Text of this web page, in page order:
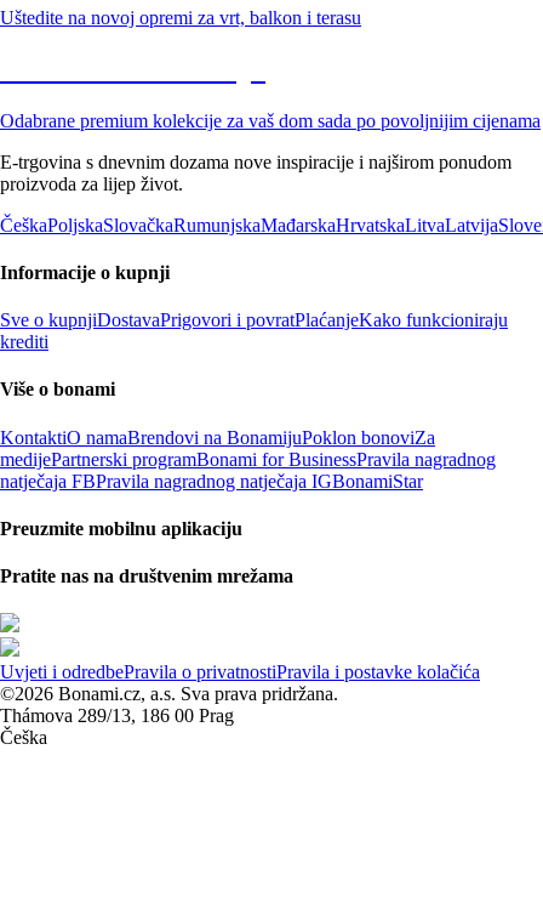
Uštedite na novoj opremi za vrt, balkon i terasu
Odabrane premium kolekcije za vaš dom sada po povoljnijim cijenama
E-trgovina s dnevnim dozama nove inspiracije i najširom ponudom
proizvoda za lijep život.
ČeškaPoljskaSlovačkaRumunjskaMađarskaHrvatskaLitvaLatvija
Informacije o kupnji
Sve o kupnjiDostavaPrigovori i povratPlaćanjeKako funkcioniraju
krediti
Više o bonami
KontaktiO namaBrendovi na BonamijuPoklon bonoviZa
medijePartnerski programBonami for BusinessPravila nagradnog
natječaja FBPravila nagradnog natječaja IGBonamiStar
Preuzmite mobilnu aplikaciju
Pratite nas na društvenim mrežama
Uvjeti i odredbePravila o privatnostiPravila i postavke kolačića
©2026 Bonami.cz, a.s. Sva prava pridržana.
Thámova 289/13, 186 00 Prag
Češka